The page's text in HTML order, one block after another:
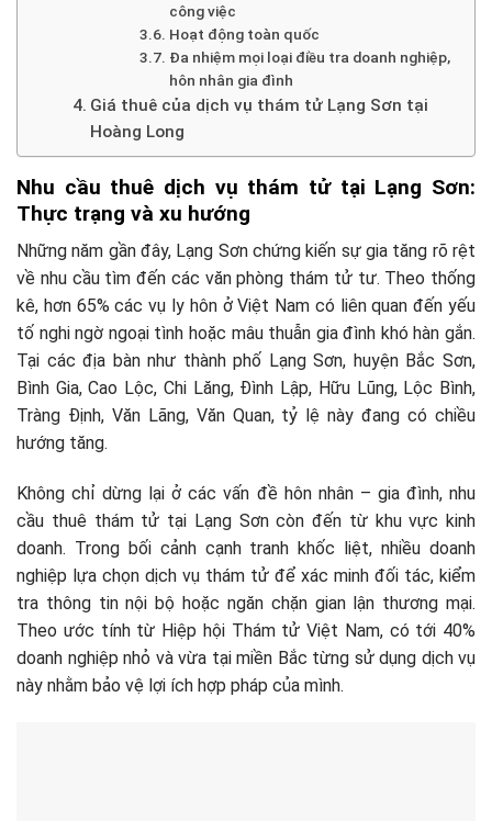
công việc
Hoạt động toàn quốc
Đa nhiệm mọi loại điều tra doanh nghiệp,
hôn nhân gia đình
Giá thuê của dịch vụ thám tử Lạng Sơn tại
Hoàng Long
Nhu cầu thuê dịch vụ thám tử tại Lạng Sơn:
Thực trạng và xu hướng
Những năm gần đây, Lạng Sơn chứng kiến sự gia tăng rõ rệt
về nhu cầu tìm đến các văn phòng thám tử tư. Theo thống
kê, hơn 65% các vụ ly hôn ở Việt Nam có liên quan đến yếu
tố nghi ngờ ngoại tình hoặc mâu thuẫn gia đình khó hàn gắn.
Tại các địa bàn như thành phố Lạng Sơn, huyện Bắc Sơn,
Bình Gia, Cao Lộc, Chi Lăng, Đình Lập, Hữu Lũng, Lộc Bình,
Tràng Định, Văn Lãng, Văn Quan, tỷ lệ này đang có chiều
hướng tăng.
Không chỉ dừng lại ở các vấn đề hôn nhân – gia đình, nhu
cầu thuê thám tử tại Lạng Sơn còn đến từ khu vực kinh
doanh. Trong bối cảnh cạnh tranh khốc liệt, nhiều doanh
nghiệp lựa chọn dịch vụ thám tử để xác minh đối tác, kiểm
tra thông tin nội bộ hoặc ngăn chặn gian lận thương mại.
Theo ước tính từ Hiệp hội Thám tử Việt Nam, có tới 40%
doanh nghiệp nhỏ và vừa tại miền Bắc từng sử dụng dịch vụ
này nhằm bảo vệ lợi ích hợp pháp của mình.